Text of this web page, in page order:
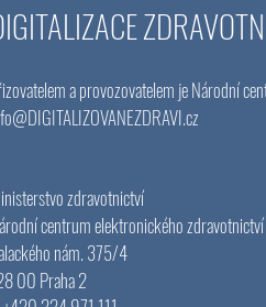
a provozovatelem je Národní
.cz
zdravotnictví
centrum elektronického zdravotnictví
nám. 375/4
00 Praha 2